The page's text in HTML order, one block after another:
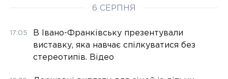
6 СЕРПНЯ
17:05
В Івано-Франківську презентували
виставку, яка навчає спілкуватися без
стереотипів. Відео